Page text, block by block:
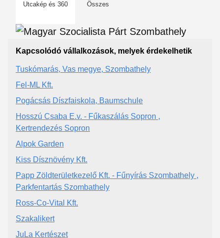
Utcakép és 360 Összes
Kapcsolódó vállalkozások, melyek érdekelhetik
Tuskómarás, Vas megye, Szombathely
Fel-ML Kft.
Pogácsás Díszfaiskola, Baumschule
Hosszú Csaba E.v. - Fűkaszálás Sopron ,
Kertrendezés Sopron
Alpok Garden
Kiss Dísznövény Kft.
Papp Zöldterületkezelő Kft. - Fűnyírás Szombathely ,
Parkfentartás Szombathely
Ross-Co-Vital Kft.
Szakalikert
JuLa Kertészet